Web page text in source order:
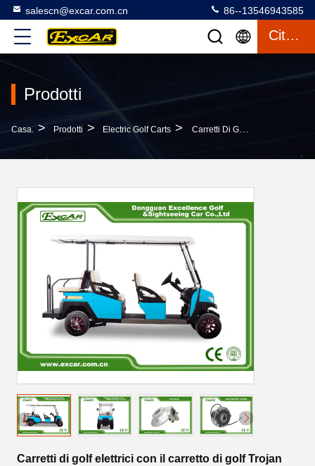
salescn@excar.com.cn 86--13546943585
Citazione
Prodotti
Casa. > Prodotti > Electric Golf Carts > Carretti Di Golf Elettrici Con Il Carretto Di Golf Trojan Delle Batterie Del Cambio 6 Del Combustibile Italiano Di Seater
Carretti di golf elettrici con il carretto di golf Trojan